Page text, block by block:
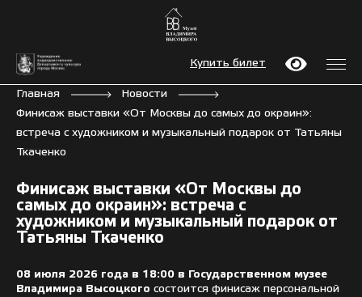
Купить билет
Главная
Новости
Финисаж выставки «От Москвы до самых до окраин»:
встреча с художником и музыкальный подарок от Татьяны
Ткаченко
Финисаж выставки «От Москвы до
самых до окраин»: встреча с
художником и музыкальный подарок от
Татьяны Ткаченко
08 июля 2026 года в 18:00 в Государственном музее
Владимира Высоцкого состоится финисаж персональной